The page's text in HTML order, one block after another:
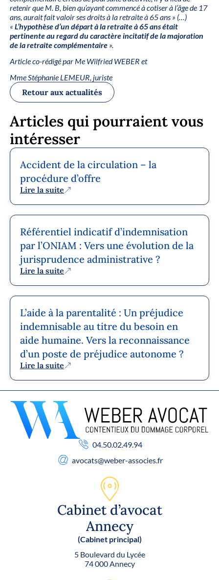
retenir que M. B, bien qu’ayant commencé à cotiser à l’âge de 17
ans, aurait fait valoir ses droits à la retraite à 65 ans » (…)
« L’hypothèse d’un départ à la retraite à 65 ans était
pertinente au regard du caractère incitatif de la majoration
de la retraite complémentaire ».
Article co-rédigé par Me Wilfried WEBER et
Mme Stéphanie LEMEUR, juriste
Retour aux actualités
Articles qui pourraient vous
intéresser
Accident de la circulation – la
procédure d’offre
Lire la suite
Référentiel indicatif d’indemnisation
par l’ONIAM : Vers une évolution de la
jurisprudence administrative ?
Lire la suite
L’aide à la parentalité : Un préjudice
indemnisable au titre du besoin en
aide humaine. Vers la reconnaissance
d’un poste de préjudice autonome ?
Lire la suite
04.50.02.49.94
avocats@weber-associes.fr
Cabinet d’avocat
Annecy
(Cabinet principal)
5 Boulevard du Lycée
74 000 Annecy